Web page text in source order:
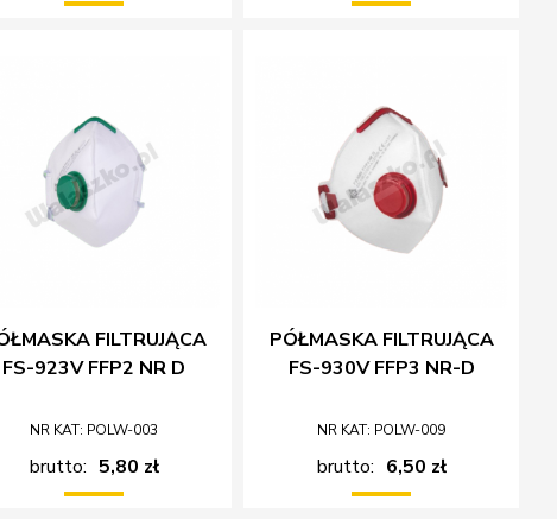
FILTRUJĄCA
FS-923V FFP2 NR D
NR KAT: POLW-003
brutto: 5,80 zł
PÓŁMASKA FILTRUJĄCA
FS-930V FFP3 NR-D
NR KAT: POLW-009
brutto: 6,50 zł